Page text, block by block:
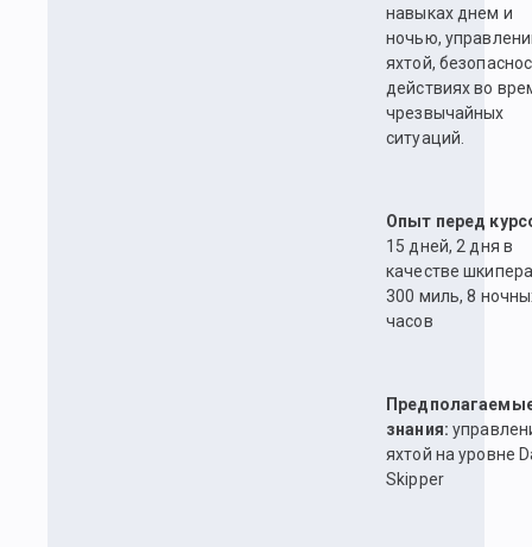
навыках днем и
ночью,
яхтой,
действиях во
чрезвычайных
ситуаций.
Опыт перед
15 дней, 2 дня в
качестве
300 миль, 8
часов
знания:
яхтой на уровне
Skipper